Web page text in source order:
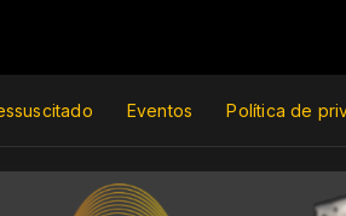
Eventos Política de